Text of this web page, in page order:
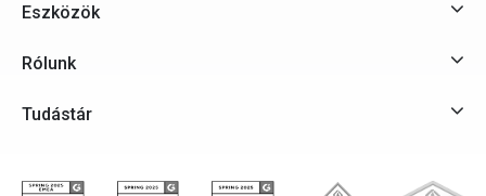
Eszközök
Rólunk
Tudástár